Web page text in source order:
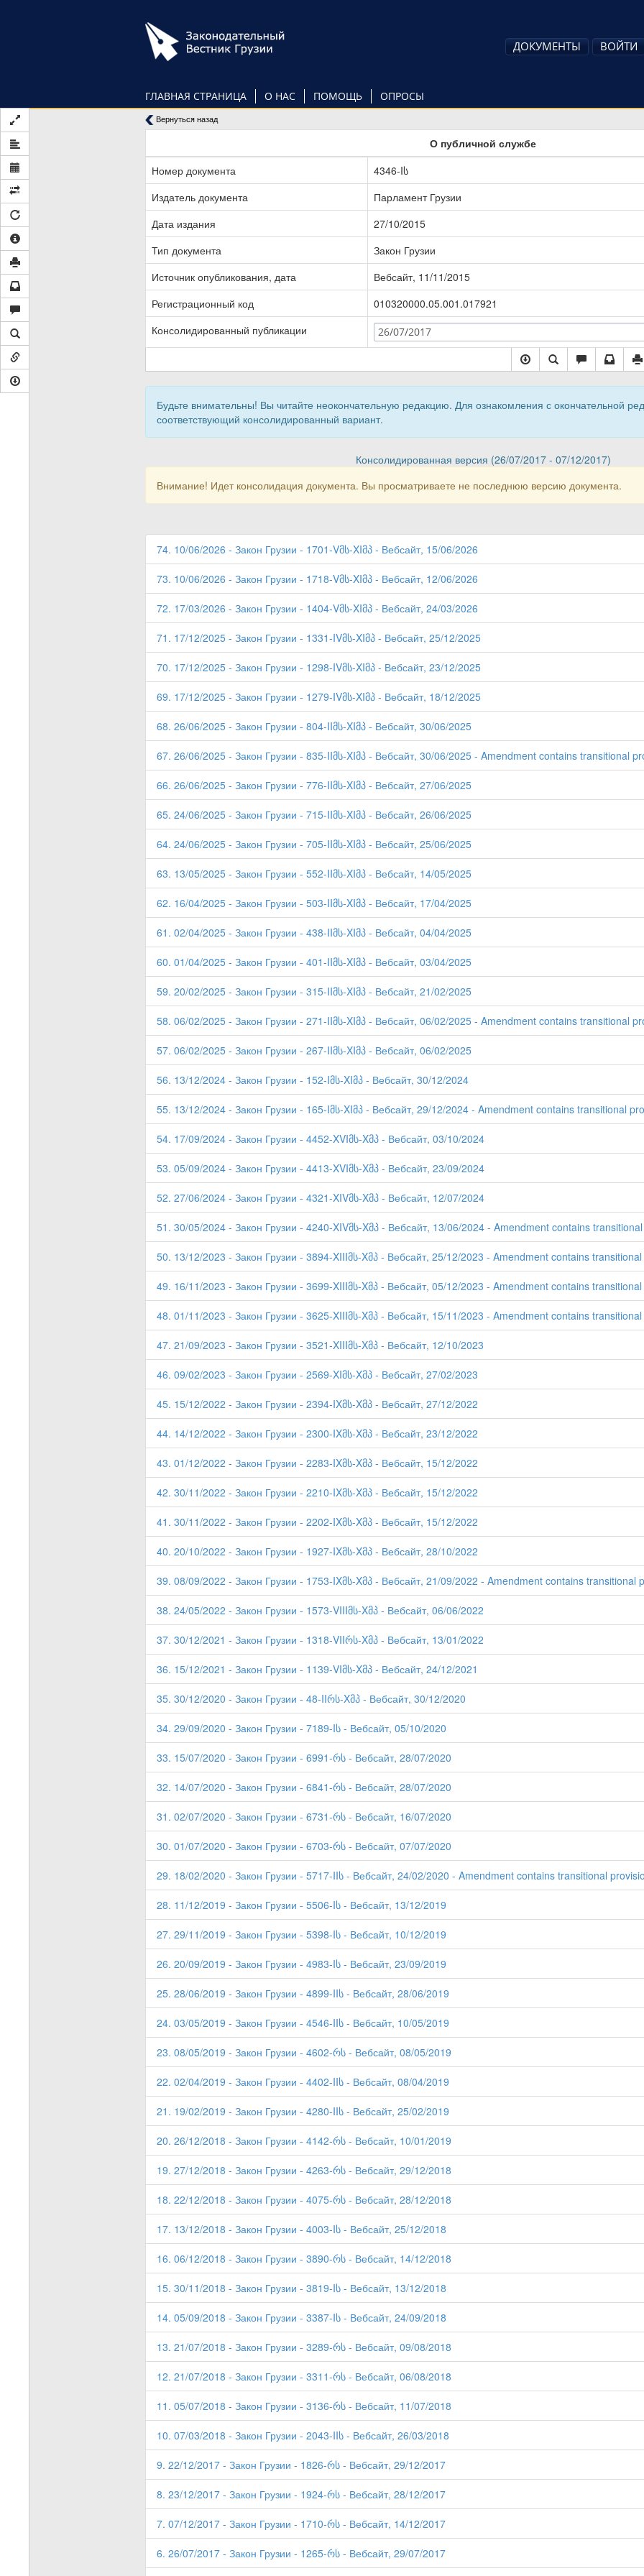
ГЛАВНАЯ СТРАНИЦА О НАС ПОМОЩЬ ОПРОСЫ
ДОКУМЕНТЫ ВОЙТИ
Вернуться назад
О публичной службе
Номер документа
4346-Iს
Издатель документа
Парламент Грузии
Дата издания
27/10/2015
Тип документа
Закон Грузии
Источник опубликования, дата
Вебсайт, 11/11/2015
Регистрационный код
010320000.05.001.017921
Консолидированный публикации
26/07/2017
Будьте внимательны! Вы читайте неокончательную редакцию. Для ознакомления с окончательной
соответствующий консолидированный вариант.
Консолидированная версия (26/07/2017 - 07/12/2017)
Внимание! Идет консолидация документа. Вы просматриваете не последнюю версию документа.
74. 10/06/2026 - Закон Грузии - 1701-Vმს-XIმპ - Вебсайт, 15/06/2026
73. 10/06/2026 - Закон Грузии - 1718-Vმს-XIმპ - Вебсайт, 12/06/2026
72. 17/03/2026 - Закон Грузии - 1404-Vმს-XIმპ - Вебсайт, 24/03/2026
71. 17/12/2025 - Закон Грузии - 1331-IVმს-XIმპ - Вебсайт, 25/12/2025
70. 17/12/2025 - Закон Грузии - 1298-IVმს-XIმპ - Вебсайт, 23/12/2025
69. 17/12/2025 - Закон Грузии - 1279-IVმს-XIმპ - Вебсайт, 18/12/2025
68. 26/06/2025 - Закон Грузии - 804-IIმს-XIმპ - Вебсайт, 30/06/2025
67. 26/06/2025 - Закон Грузии - 835-IIმს-XIმპ - Вебсайт, 30/06/2025 - Amendment contains transitional
66. 26/06/2025 - Закон Грузии - 776-IIმს-XIმპ - Вебсайт, 27/06/2025
65. 24/06/2025 - Закон Грузии - 715-IIმს-XIმპ - Вебсайт, 26/06/2025
64. 24/06/2025 - Закон Грузии - 705-IIმს-XIმპ - Вебсайт, 25/06/2025
63. 13/05/2025 - Закон Грузии - 552-IIმს-XIმპ - Вебсайт, 14/05/2025
62. 16/04/2025 - Закон Грузии - 503-IIმს-XIმპ - Вебсайт, 17/04/2025
61. 02/04/2025 - Закон Грузии - 438-IIმს-XIმპ - Вебсайт, 04/04/2025
60. 01/04/2025 - Закон Грузии - 401-IIმს-XIმპ - Вебсайт, 03/04/2025
59. 20/02/2025 - Закон Грузии - 315-IIმს-XIმპ - Вебсайт, 21/02/2025
58. 06/02/2025 - Закон Грузии - 271-IIმს-XIმპ - Вебсайт, 06/02/2025 - Amendment contains transitional
57. 06/02/2025 - Закон Грузии - 267-IIმს-XIმპ - Вебсайт, 06/02/2025
56. 13/12/2024 - Закон Грузии - 152-Iმს-XIმპ - Вебсайт, 30/12/2024
55. 13/12/2024 - Закон Грузии - 165-Iმს-XIმპ - Вебсайт, 29/12/2024 - Amendment contains transitional
54. 17/09/2024 - Закон Грузии - 4452-XVIმს-Xმპ - Вебсайт, 03/10/2024
53. 05/09/2024 - Закон Грузии - 4413-XVIმს-Xმპ - Вебсайт, 23/09/2024
52. 27/06/2024 - Закон Грузии - 4321-XIVმს-Xმპ - Вебсайт, 12/07/2024
51. 30/05/2024 - Закон Грузии - 4240-XIVმს-Xმპ - Вебсайт, 13/06/2024 - Amendment contains
50. 13/12/2023 - Закон Грузии - 3894-XIIIმს-Xმპ - Вебсайт, 25/12/2023 - Amendment contains
49. 16/11/2023 - Закон Грузии - 3699-XIIIმს-Xმპ - Вебсайт, 05/12/2023 - Amendment contains
48. 01/11/2023 - Закон Грузии - 3625-XIIIმს-Xმპ - Вебсайт, 15/11/2023 - Amendment contains
47. 21/09/2023 - Закон Грузии - 3521-XIIIმს-Xმპ - Вебсайт, 12/10/2023
46. 09/02/2023 - Закон Грузии - 2569-XIმს-Xმპ - Вебсайт, 27/02/2023
45. 15/12/2022 - Закон Грузии - 2394-IXმს-Xმპ - Вебсайт, 27/12/2022
44. 14/12/2022 - Закон Грузии - 2300-IXმს-Xმპ - Вебсайт, 23/12/2022
43. 01/12/2022 - Закон Грузии - 2283-IXმს-Xმპ - Вебсайт, 15/12/2022
42. 30/11/2022 - Закон Грузии - 2210-IXმს-Xმპ - Вебсайт, 15/12/2022
41. 30/11/2022 - Закон Грузии - 2202-IXმს-Xმპ - Вебсайт, 15/12/2022
40. 20/10/2022 - Закон Грузии - 1927-IXმს-Xმპ - Вебсайт, 28/10/2022
39. 08/09/2022 - Закон Грузии - 1753-IXმს-Xმპ - Вебсайт, 21/09/2022 - Amendment contains transitional
38. 24/05/2022 - Закон Грузии - 1573-VIIIმს-Xმპ - Вебсайт, 06/06/2022
37. 30/12/2021 - Закон Грузии - 1318-VIIრს-Xმპ - Вебсайт, 13/01/2022
36. 15/12/2021 - Закон Грузии - 1139-VIმს-Xმპ - Вебсайт, 24/12/2021
35. 30/12/2020 - Закон Грузии - 48-IIრს-Xმპ - Вебсайт, 30/12/2020
34. 29/09/2020 - Закон Грузии - 7189-Iს - Вебсайт, 05/10/2020
33. 15/07/2020 - Закон Грузии - 6991-რს - Вебсайт, 28/07/2020
32. 14/07/2020 - Закон Грузии - 6841-რს - Вебсайт, 28/07/2020
31. 02/07/2020 - Закон Грузии - 6731-რს - Вебсайт, 16/07/2020
30. 01/07/2020 - Закон Грузии - 6703-რს - Вебсайт, 07/07/2020
29. 18/02/2020 - Закон Грузии - 5717-IIს - Вебсайт, 24/02/2020 - Amendment contains transitional
28. 11/12/2019 - Закон Грузии - 5506-Iს - Вебсайт, 13/12/2019
27. 29/11/2019 - Закон Грузии - 5398-Iს - Вебсайт, 10/12/2019
26. 20/09/2019 - Закон Грузии - 4983-Iს - Вебсайт, 23/09/2019
25. 28/06/2019 - Закон Грузии - 4899-IIს - Вебсайт, 28/06/2019
24. 03/05/2019 - Закон Грузии - 4546-IIს - Вебсайт, 10/05/2019
23. 08/05/2019 - Закон Грузии - 4602-რს - Вебсайт, 08/05/2019
22. 02/04/2019 - Закон Грузии - 4402-IIს - Вебсайт, 08/04/2019
21. 19/02/2019 - Закон Грузии - 4280-IIს - Вебсайт, 25/02/2019
20. 26/12/2018 - Закон Грузии - 4142-რს - Вебсайт, 10/01/2019
19. 27/12/2018 - Закон Грузии - 4263-რს - Вебсайт, 29/12/2018
18. 22/12/2018 - Закон Грузии - 4075-რს - Вебсайт, 28/12/2018
17. 13/12/2018 - Закон Грузии - 4003-Iს - Вебсайт, 25/12/2018
16. 06/12/2018 - Закон Грузии - 3890-რს - Вебсайт, 14/12/2018
15. 30/11/2018 - Закон Грузии - 3819-Iს - Вебсайт, 13/12/2018
14. 05/09/2018 - Закон Грузии - 3387-Iს - Вебсайт, 24/09/2018
13. 21/07/2018 - Закон Грузии - 3289-რს - Вебсайт, 09/08/2018
12. 21/07/2018 - Закон Грузии - 3311-რს - Вебсайт, 06/08/2018
11. 05/07/2018 - Закон Грузии - 3136-რს - Вебсайт, 11/07/2018
10. 07/03/2018 - Закон Грузии - 2043-IIს - Вебсайт, 26/03/2018
9. 22/12/2017 - Закон Грузии - 1826-რს - Вебсайт, 29/12/2017
8. 23/12/2017 - Закон Грузии - 1924-რს - Вебсайт, 28/12/2017
7. 07/12/2017 - Закон Грузии - 1710-რს - Вебсайт, 14/12/2017
6. 26/07/2017 - Закон Грузии - 1265-რს - Вебсайт, 29/07/2017